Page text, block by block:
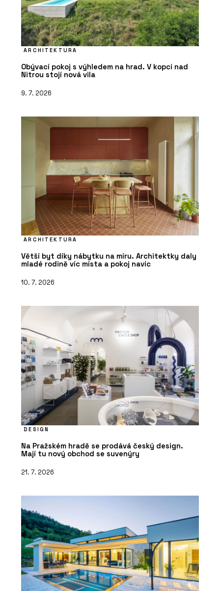
ARCHITEKTURA
Obývací pokoj s výhledem na hrad. V kopci nad
Nitrou stojí nová vila
9. 7. 2026
ARCHITEKTURA
Větší byt díky nábytku na míru. Architektky daly
mladé rodině víc místa a pokoj navíc
10. 7. 2026
DESIGN
Na Pražském hradě se prodává český design.
Mají tu nový obchod se suvenýry
21. 7. 2026